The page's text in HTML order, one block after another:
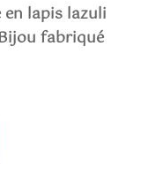
lapis lazuli
fabriqué